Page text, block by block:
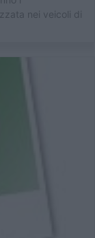
nei veicoli di